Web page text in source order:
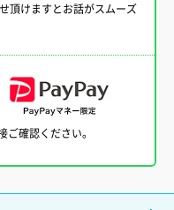
頂けますとお話がスムーズ
確認ください。